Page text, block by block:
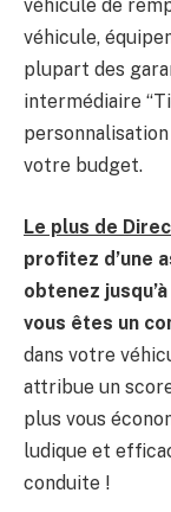
véhicule de
véhicule,
plupart des
intermédiaire
votre budget.
Le plus de
profitez d’une
obtenez
vous êtes un
dans votre
attribue un
plus vous
ludique et
conduite !